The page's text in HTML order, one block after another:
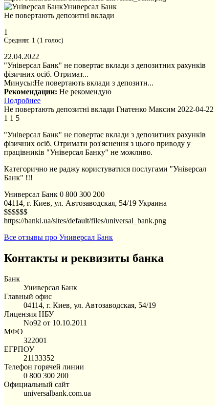
Универсал Банк
Не повертають депозитні вклади
1
Средняя: 1 (1 голос)
22.04.2022
"Універсал Банк" не повертає вклади з депозитних рахунків
фізичних осіб. Отримат...
Минусы:Не повертають вклади з депозитн...
Рекомендации: Не рекомендую
Подробнее
Не повертають депозитні вклади Гнатенко Максим 2022-04-22
1 1 5
"Універсал Банк" не повертає вклади з депозитних рахунків
фізичних осіб. Отримати роз'яснення з цього приводу у
працівників "Універсал Банку" не можливо.
Категорично не раджу користуватися послугами "Універсал
Банк" !!!
Универсал Банк 0 800 300 200
04114, г. Киев, ул. Автозаводская, 54/19 Украина
$$$$$$
https://banki.ua/sites/default/files/universal_bank.png
Все отзывы про Универсал Банк
Контакты и реквизиты банка
Банк
Универсал Банк
Главный офис
04114, г. Киев, ул. Автозаводская, 54/19
Лицензия НБУ
No92 от 10.10.2011
МФО
322001
ЕГРПОУ
21133352
Телефон горячей линии
0 800 300 200
Официальный сайт
universalbank.com.ua